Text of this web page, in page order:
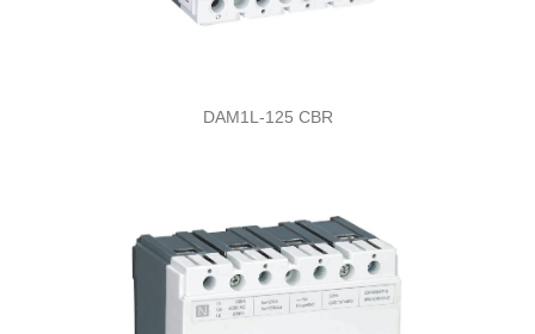
DAM1L-125 CBR